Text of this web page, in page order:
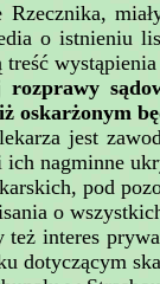
o istnieniu
rozprawy
oskarżonym
jest
nagminne
pod
o
interes
dotyczącym